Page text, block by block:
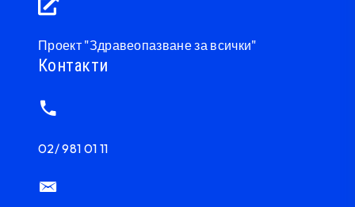
Проект "Здравеопазване за всички"
Контакти
02/ 981 01 11